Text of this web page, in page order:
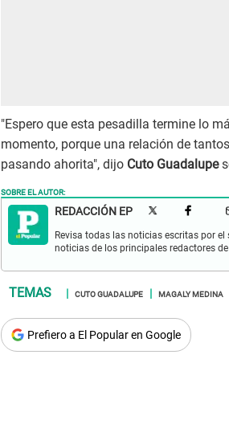
"Espero que esta pesadilla termine lo
momento, porque una relación de
pasando ahorita", dijo Cuto Guadalupe
SOBRE EL AUTOR:
REDACCIÓN EP
Revisa todas las noticias escritas por
noticias de los principales redactores
CUTO GUADALUPE MAGALY MEDINA
Prefiero a El Popular en Google